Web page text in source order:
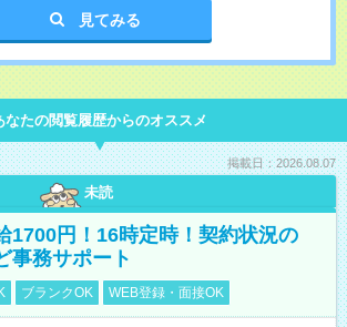
見てみる
なたの閲覧履歴からのオススメ
掲載日：2026.08.07
未読
1700円！16時定時！契約状況の
事務サポート
ブランクOK WEB登録・面接OK